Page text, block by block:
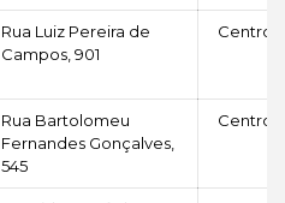
Rua Luiz Pereira de
Campos, 901
Centro
Rua Bartolomeu
Fernandes Gonçalves,
545
Centro